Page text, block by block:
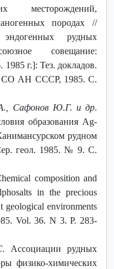
месторождений,
породах //
рудных
совещание:
г.]: Тез. докладов.
СО АН СССР, 1985. С.
Сафонов Ю.Г. и др.
образования Ag-
рудном
геол. 1985. № 9. С.
composition and
in the precious
geological environments
Vol. 36. N 3. P. 283-
. Ассоциации рудных
физико-химических